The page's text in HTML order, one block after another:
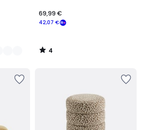
42,07 €
69,99 €
4
/